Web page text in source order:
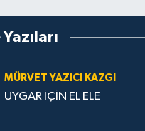
MÜRVET YAZICI KAZGI
UYGAR İÇİN EL ELE